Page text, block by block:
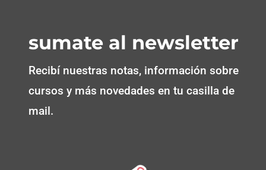
sumate al newsletter
Recibí nuestras notas, información sobre
cursos y más novedades en tu casilla de
mail.